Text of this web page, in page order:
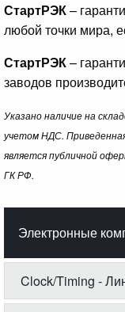
СтартРЭК–
любой точки мира,
СтартРЭК–
заводов
Указано наличие на
учетом НДС.
является публичной
ГК РФ.
Электронные
Clock/Timing -